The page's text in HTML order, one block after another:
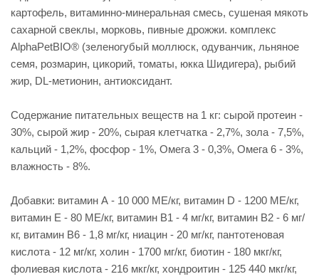
картофель, витаминно-минеральная смесь, сушеная мякоть
сахарной свеклы, морковь, пивные дрожжи. комплекс
AlphaPetBIO® (зеленогубый моллюск, одуванчик, льняное
семя, розмарин, цикорий, томаты, юкка Шидигера), рыбий
жир, DL-метионин, антиоксидант.
Содержание питательных веществ на 1 кг: сырой протеин -
30%, сырой жир - 20%, сырая клетчатка - 2,7%, зола - 7,5%,
кальций - 1,2%, фосфор - 1%, Омега 3 - 0,3%, Омега 6 - 3%,
влажность - 8%.
Добавки: витамин А - 10 000 МЕ/кг, витамин D - 1200 МЕ/кг,
витамин Е - 80 МЕ/кг, витамин В1 - 4 мг/кг, витамин В2 - 6 мг/
кг, витамин B6 - 1,8 мг/кг, ниацин - 20 мг/кг, пантотеновая
кислота - 12 мг/кг, холин - 1700 мг/кг, биотин - 180 мкг/кг,
фолиевая кислота - 216 мкг/кг, хондроитин - 125 440 мкг/кг,